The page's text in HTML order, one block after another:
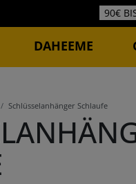
90€
DAHEEME
Schlüsselanhänger Schlaufe